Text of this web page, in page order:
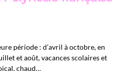
période : d’avril à octobre, en
et août, vacances scolaires et
chaud…